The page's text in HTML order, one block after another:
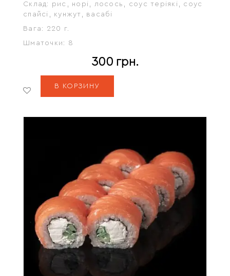
Склад:
рис, норі, лосось, соус теріякі, соус
спайсі, кунжут, васабі
Вага:
220 г.
Шматочки:
8
300 грн.
В КОРЗИНУ